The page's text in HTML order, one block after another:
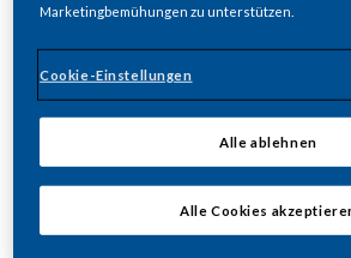
gesamten
11,1 Prozent. Gleichzeitig
gefälschter Zigaretten im
Vorjahr um 13 Prozent auf
Milliarden Stück zu. In
verursachten illegale
2025 Steuerausfälle von
Millionen Euro.
Marketingbemühungen zu unterstützen.
Cookie-Einstellungen
Alle ablehnen
Alle Cookies